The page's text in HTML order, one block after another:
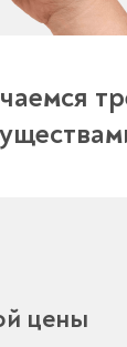
цены